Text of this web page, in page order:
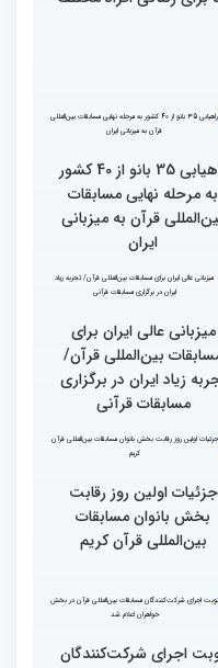
مسابقات بین المللی
محتوای قرآن با نظامات
غیبی موثر بر زندگی افراد
ارتباط دارد
با قرآن بهترین نقشه
راه برای زندگی افراد مختلف
به مرحله نهایی مسابقات
ایران